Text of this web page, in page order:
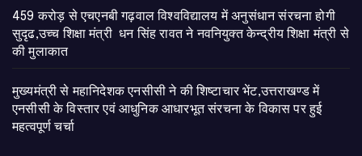
459 करोड़ से एचएनबी गढ़वाल विश्वविद्यालय में अनुसंधान संरचना होगी
सुदृढ,उच्च शिक्षा मंत्री धन सिंह रावत ने नवनियुक्त केन्द्रीय शिक्षा मंत्री से
की मुलाकात
मुख्यमंत्री से महानिदेशक एनसीसी ने की शिष्टाचार भेंट,उत्तराखण्ड में
एनसीसी के विस्तार एवं आधुनिक आधारभूत संरचना के विकास पर हुई
महत्वपूर्ण चर्चा